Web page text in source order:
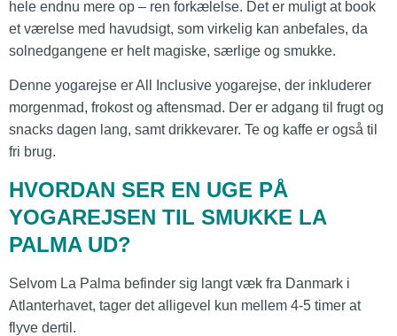
hele endnu mere op – ren forkælelse. Det er muligt at book
et værelse med havudsigt, som virkelig kan anbefales, da
solnedgangene er helt magiske, særlige og smukke.
Denne yogarejse er All Inclusive yogarejse, der inkluderer
morgenmad, frokost og aftensmad. Der er adgang til frugt og
snacks dagen lang, samt drikkevarer. Te og kaffe er også til
fri brug.
HVORDAN SER EN UGE PÅ
YOGAREJSEN TIL SMUKKE LA
PALMA UD?
Selvom La Palma befinder sig langt væk fra Danmark i
Atlanterhavet, tager det alligevel kun mellem 4-5 timer at
flyve dertil.